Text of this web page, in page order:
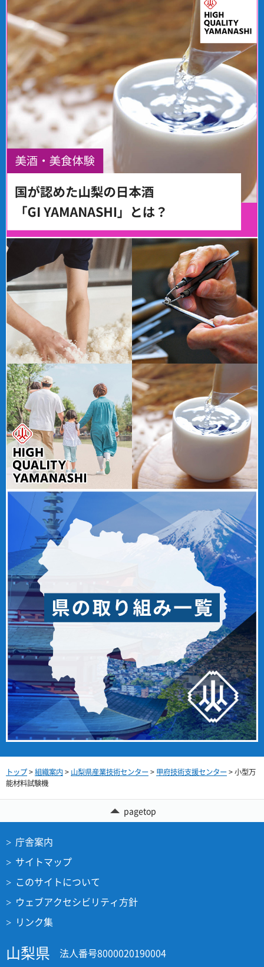
トップ>組織案内> 山梨県産業技術センター> 甲府技術支援センター> 小型万
能材料試験機
pagetop
庁舎案内
サイトマップ
このサイトについて
ウェブアクセシビリティ方針
リンク集
山梨県
法人番号8000020190004